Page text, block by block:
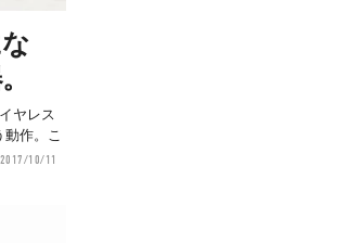
ヤレス
動作。こ
2017/10/11